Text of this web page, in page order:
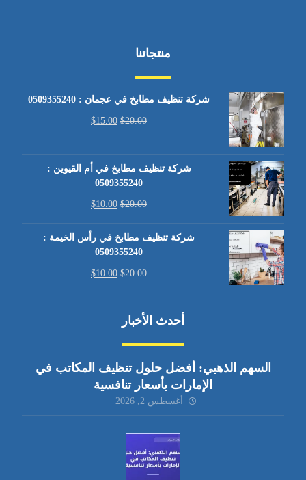
منتجاتنا
شركة تنظيف مطابخ في عجمان : 0509355240
$20.00
$15.00
شركة تنظيف مطابخ في أم القيوين :
0509355240
$20.00
$10.00
شركة تنظيف مطابخ في رأس الخيمة :
0509355240
$20.00
$10.00
أحدث الأخبار
السهم الذهبي: أفضل حلول تنظيف المكاتب في
الإمارات بأسعار تنافسية
أغسطس 2, 2026